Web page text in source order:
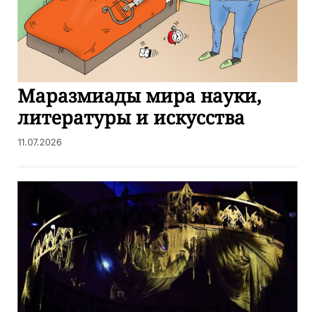
Маразмиады мира науки,
литературы и искусства
11.07.2026